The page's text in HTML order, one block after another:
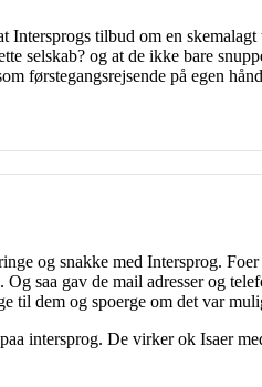
tilbud om en
selskab? og at de ikke bare
førstegangsrejsende på egen
og snakke med Intersprog.
Og saa gav de mail adresser og
til dem og spoerge om det var
intersprog. De virker ok Isaer